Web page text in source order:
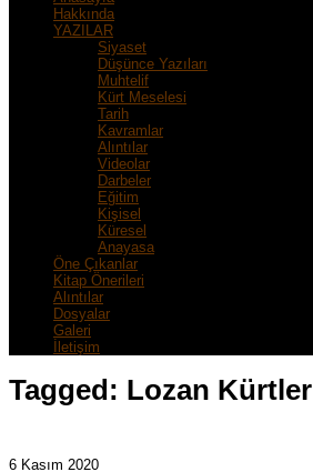
Hakkında
YAZILAR
Siyaset
Düşünce Yazıları
Muhtelif
Kürt Meselesi
Tarih
Kavramlar
Alıntılar
Videolar
Darbeler
Eğitim
Kişisel
Küresel
Anayasa
Öne Çıkanlar
Kitap Önerileri
Alıntılar
Dosyalar
Galeri
İletişim
Tagged: Lozan Kürtler
6 Kasım 2020